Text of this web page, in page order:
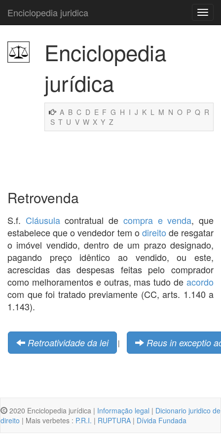
Enciclopedia juridica
Enciclopedia
jurídica
A B C D E F G H I J K L M N O P Q R
S T U V W X Y Z
Retrovenda
S.f. Cláusulacontratual de compra e venda, que
estabelece que o vendedor tem o direito de resgatar
o imóvel vendido, dentro de um prazo designado,
pagando preço idêntico ao vendido, ou este,
acrescidas das despesas feitas pelo comprador
como melhoramentos e outras, mas tudo de acordo
com que foi tratado previamente (CC, arts. 1.140 a
1.143).
Retroatividade da lei | Reus in exceptio
2020 Enciclopedia jurídica | Informação legal | Dicionario juridico de
direito | Mais verbetes : P.R.I. | RUPTURA | Dívida Fundada